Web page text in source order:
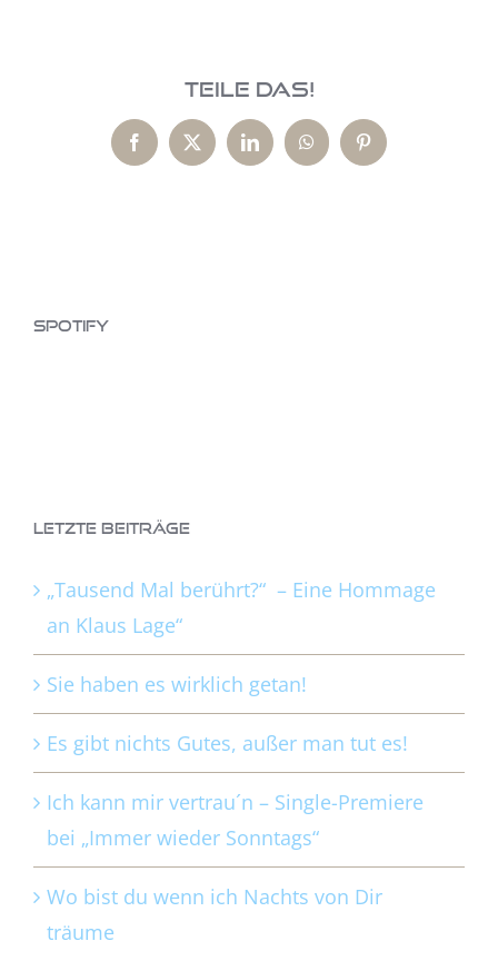
Teile das!
Facebook
X LinkedInWhatsAppPinterest
Spotify
Letzte Beiträge
„Tausend Mal berührt?“ – Eine Hommage
an Klaus Lage“
Sie haben es wirklich getan!
Es gibt nichts Gutes, außer man tut es!
Ich kann mir vertrau´n – Single-Premiere
bei „Immer wieder Sonntags“
Wo bist du wenn ich Nachts von Dir
träume